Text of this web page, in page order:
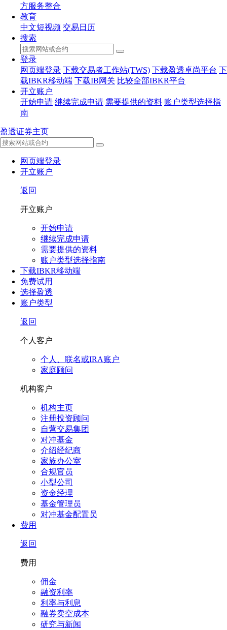
方服务整合
教育
中文短视频 交易日历
搜索
登录
网页端登录 下载交易者工作站(TWS) 下载盈透卓尚平台 下
载IBKR移动端 下载IB网关 比较全部IBKR平台
开立账户
开始申请 继续完成申请 需要提供的资料 账户类型选择指
南
盈透证券主页
网页端登录
开立账户
返回
开立账户
开始申请
继续完成申请
需要提供的资料
账户类型选择指南
下载IBKR移动端
免费试用
选择盈透
账户类型
返回
个人客户
个人、联名或IRA账户
家庭顾问
机构客户
机构主页
注册投资顾问
自营交易集团
对冲基金
介绍经纪商
家族办公室
合规官员
小型公司
资金经理
基金管理员
对冲基金配置员
费用
返回
费用
佣金
融资利率
利率与利息
融券卖空成本
研究与新闻